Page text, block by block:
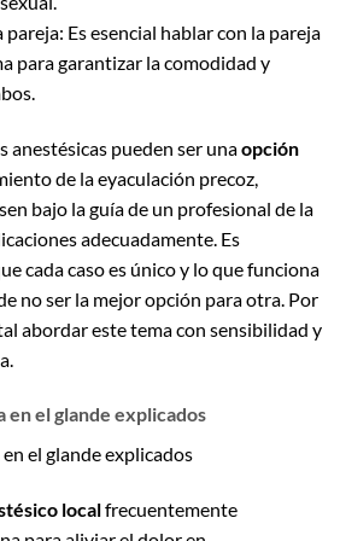
Es esencial hablar con la pareja
para garantizar la comodidad y
anestésicas pueden ser unaopción
de la eyaculación precoz,
bajo la guía de un profesional de la
adecuadamente. Es
cada caso es único y lo que funciona
no ser la mejor opción para otra. Por
abordar este tema con sensibilidad y
en el glande explicados
el glande explicados
localfrecuentemente